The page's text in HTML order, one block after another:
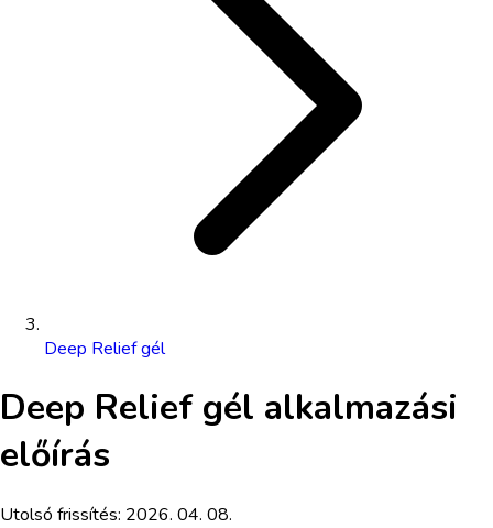
Deep Relief gél
Deep Relief gél alkalmazási
előírás
Utolsó frissítés: 2026. 04. 08.